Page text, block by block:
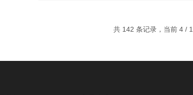
响。该过滤器通过其设计特殊的滤芯结构和大
共 142 条记录，当前 4 /